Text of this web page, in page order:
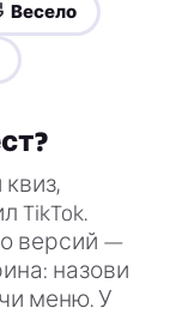
Весело
TikTok.
версий —
назови
меню. У